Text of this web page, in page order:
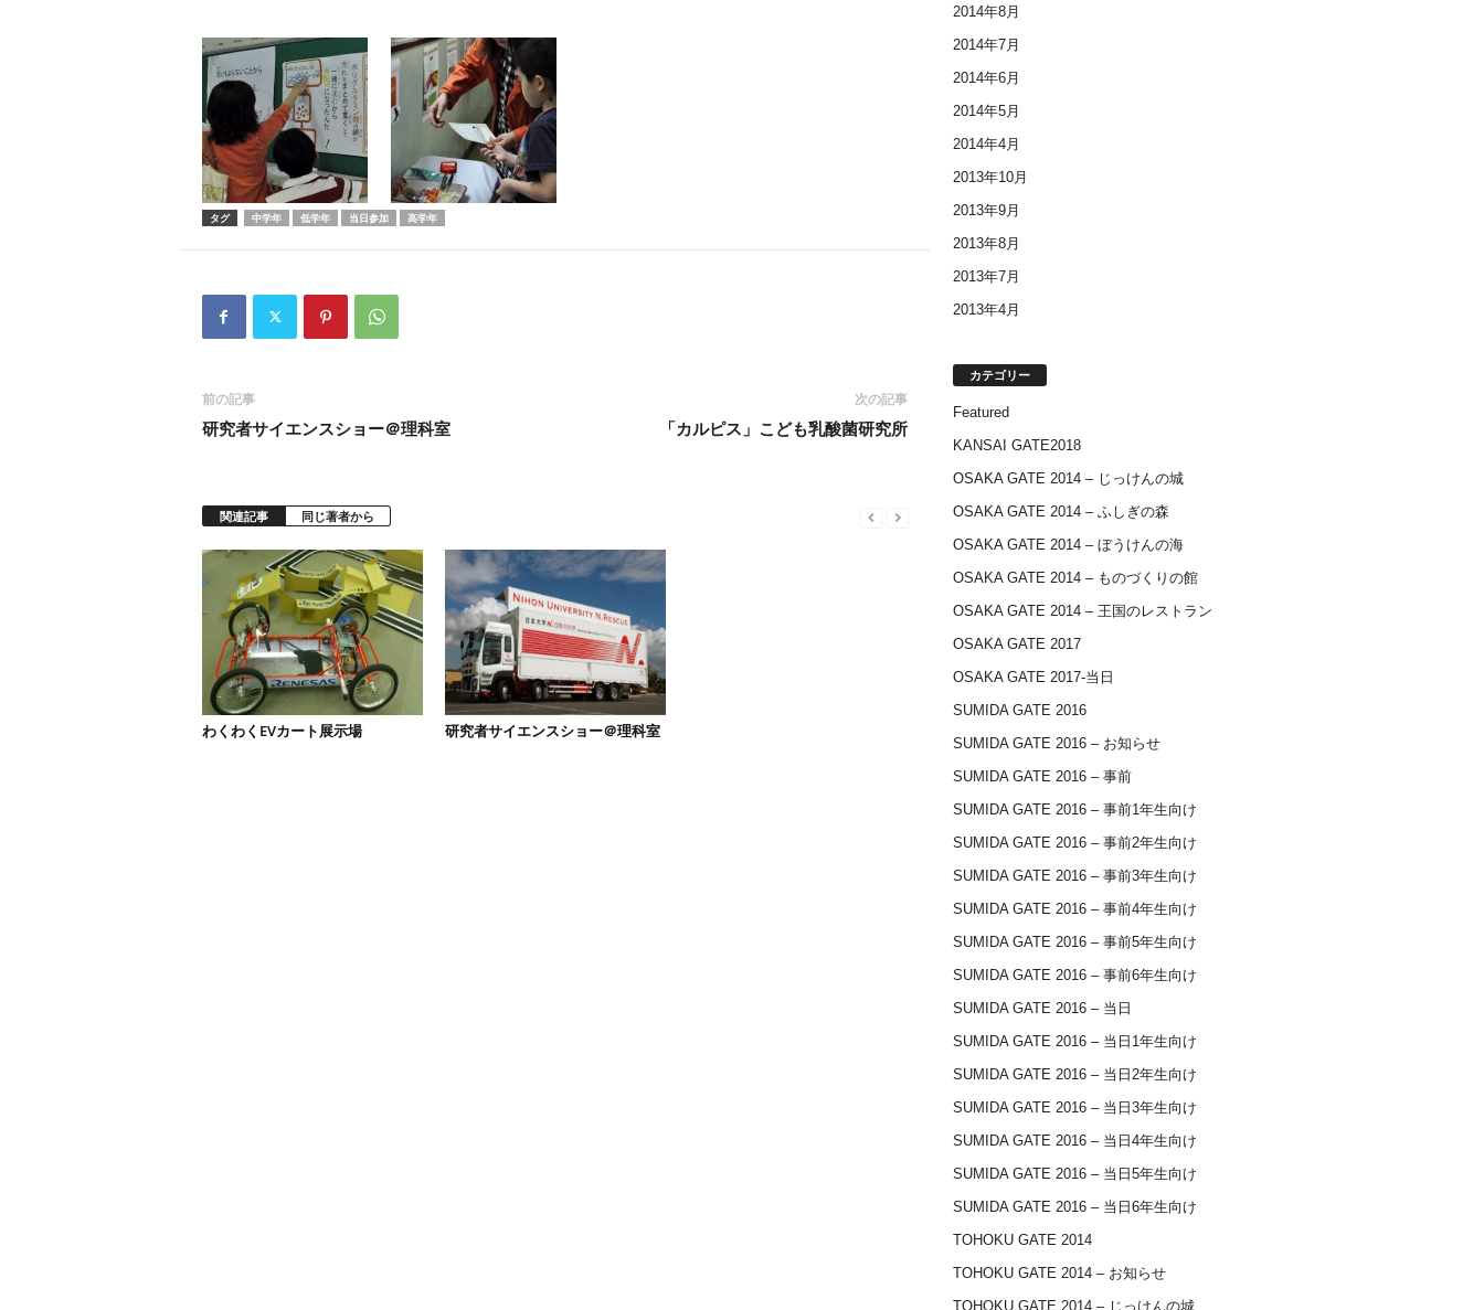
タグ 中学年 低学年 当日参加 高学年
前の記事
研究者サイエンスショー＠理科室
次の記事
「カルピス」こども乳酸菌研究所
関連記事 同じ著者から
わくわくEVカート展示場 研究者サイエンスショー＠理科室
2014年8月
2014年7月
2014年6月
2014年5月
2014年4月
2013年10月
2013年9月
2013年8月
2013年7月
2013年4月
カテゴリー
Featured
KANSAI GATE2018
OSAKA GATE 2014 – じっけんの城
OSAKA GATE 2014 – ふしぎの森
OSAKA GATE 2014 – ぼうけんの海
OSAKA GATE 2014 – ものづくりの館
OSAKA GATE 2014 – 王国のレストラン
OSAKA GATE 2017
OSAKA GATE 2017-当日
SUMIDA GATE 2016
SUMIDA GATE 2016 – お知らせ
SUMIDA GATE 2016 – 事前
SUMIDA GATE 2016 – 事前1年生向け
SUMIDA GATE 2016 – 事前2年生向け
SUMIDA GATE 2016 – 事前3年生向け
SUMIDA GATE 2016 – 事前4年生向け
SUMIDA GATE 2016 – 事前5年生向け
SUMIDA GATE 2016 – 事前6年生向け
SUMIDA GATE 2016 – 当日
SUMIDA GATE 2016 – 当日1年生向け
SUMIDA GATE 2016 – 当日2年生向け
SUMIDA GATE 2016 – 当日3年生向け
SUMIDA GATE 2016 – 当日4年生向け
SUMIDA GATE 2016 – 当日5年生向け
SUMIDA GATE 2016 – 当日6年生向け
TOHOKU GATE 2014
TOHOKU GATE 2014 – お知らせ
TOHOKU GATE 2014 – じっけんの城